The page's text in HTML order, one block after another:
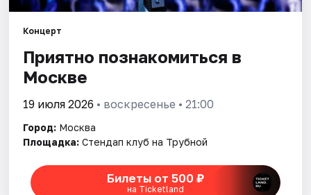
Города
Площадки
Артисты
Рейтинги
Концерт
Приятно познакомиться в
Москве
19 июля 2026 • воскресенье • 21:00
Город: Москва
Площадка: Стендап клуб на Трубной
Билеты от 500 ₽
на Ticketland